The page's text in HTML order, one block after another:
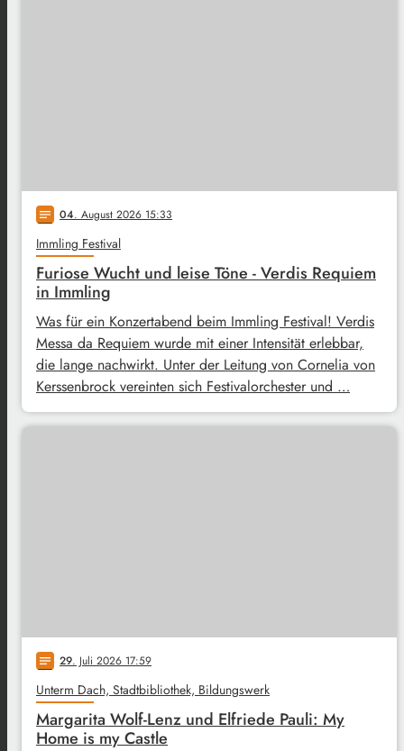
notes 04. August 2026 15:33
Immling Festival
Furiose Wucht und leise Töne - Verdis Requiem
in Immling
Was für ein Konzertabend beim Immling Festival! Verdis
Messa da Requiem wurde mit einer Intensität erlebbar,
die lange nachwirkt. Unter der Leitung von Cornelia von
Kerssenbrock vereinten sich Festivalorchester und …
notes 29. Juli 2026 17:59
Unterm Dach, Stadtbibliothek, Bildungswerk
Margarita Wolf-Lenz und Elfriede Pauli: My
Home is my Castle